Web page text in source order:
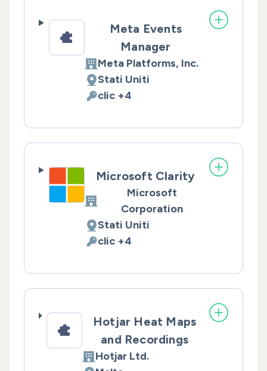
Meta Events
Manager
Azienda:
Meta Platforms, Inc.
Luogo del trattamento:
Stati Uniti
Dati Personali trattati:
clic +4
Microsoft Clarity
Azienda:
Microsoft
Corporation
Luogo del trattamento:
Stati Uniti
Dati Personali trattati:
clic +4
Hotjar Heat Maps
and Recordings
Azienda:
Hotjar Ltd.